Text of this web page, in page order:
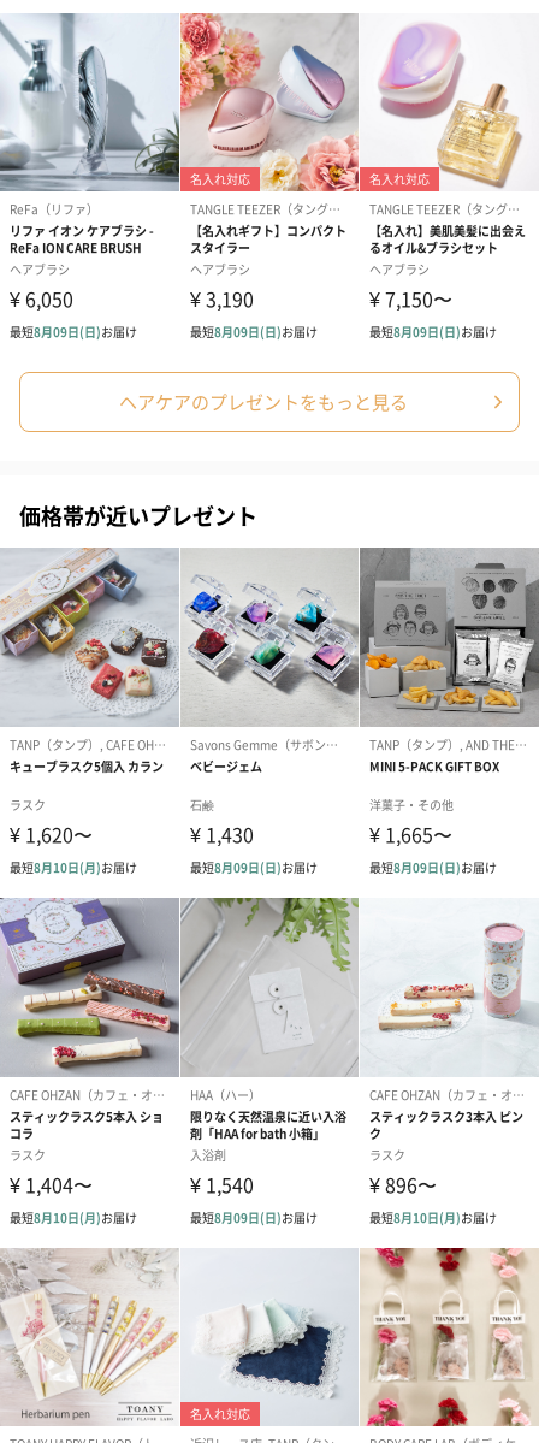
シーズンブーケ（ひま
わり）（1,880円）
ブーケ（ホワイトグリ
ーン）（1,650円）
ブーケ（ピン
（1,650円）
ドライフラワー・プリザーブドフラワー
梱します。
一部花材が写真と異なる場合がございます。予めご了承くださ
い。パッケージに入れてお届けします。
プリザーブドフラワー
ブーケ（ピンク）
（2,580円）
プリザーブドフラワー
ブーケ（ブルー）
（2,580円）
アミュレット
ク）（1,500円
ぬいぐるみ
誕生日・記念日・出産祝いなどのシーンにおすすめです。
フラワーテディベア
（2,390円）
テディベア（バニラ）
（1,760円）
テディベア（
紅茶・コーヒー・スイーツ
紅茶・コーヒー・スイーツを同梱してお届けいたします。ギフト
への＋αにおすすめです。
ヘアケアのプレゼントをもっと見る
価格帯が近いプレゼント